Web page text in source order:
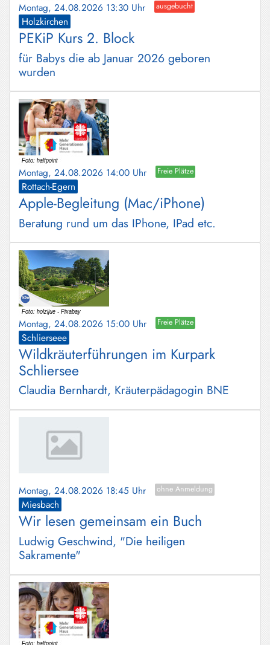
Montag, 24.08.2026 13:30 Uhr ausgebucht
Holzkirchen
PEKiP Kurs 2. Block
für Babys die ab Januar 2026 geboren
wurden
Montag, 24.08.2026 14:00 Uhr Freie Plätze
Rottach-Egern
Apple-Begleitung (Mac/iPhone)
Beratung rund um das IPhone, IPad etc.
Montag, 24.08.2026 15:00 Uhr Freie Plätze
Schlierseee
Wildkräuterführungen im Kurpark
Schliersee
Claudia Bernhardt, Kräuterpädagogin BNE
Montag, 24.08.2026 18:45 Uhr ohne Anmeldung
Miesbach
Wir lesen gemeinsam ein Buch
Ludwig Geschwind, "Die heiligen
Sakramente"